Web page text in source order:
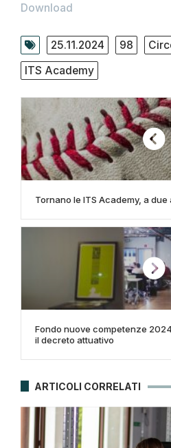
Download
25.11.2024 98
ITS Academy
Tornano le ITS Academy, a
Fondo nuove competenze
il decreto attuativo
ARTICOLI CORRELATI